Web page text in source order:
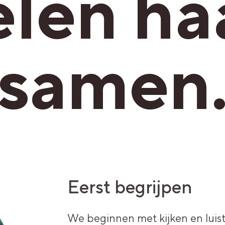
Eerst begrijpen
We beginnen met kijken en